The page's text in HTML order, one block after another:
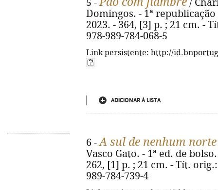
5 -
/
Domingos. - 1ª
2023. - 364, [3] p. ; 21 cm. -
978-989-784-068-5
Link persistente: http://
ADICIONAR À LISTA
6 -A sul de nenhum norte
Vasco Gato. - 1ª ed. de
262, [1] p. ; 21 cm. - Tít.
989-784-739-4